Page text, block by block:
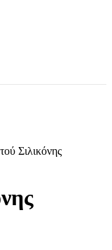
Σιλικόνης